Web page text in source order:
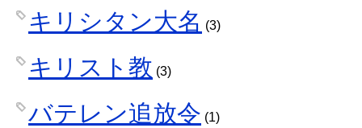
キリシタン大名 (3)
キリスト教 (3)
バテレン追放令 (1)